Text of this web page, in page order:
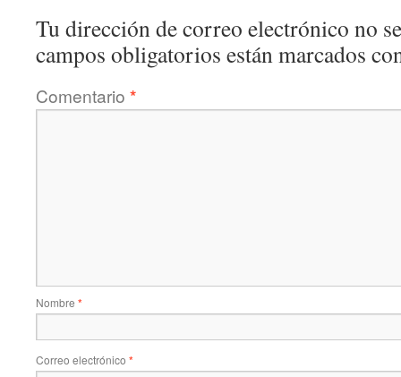
Tu dirección de correo electrónico no
campos obligatorios están marcados
Comentario *
Nombre *
Correo electrónico *